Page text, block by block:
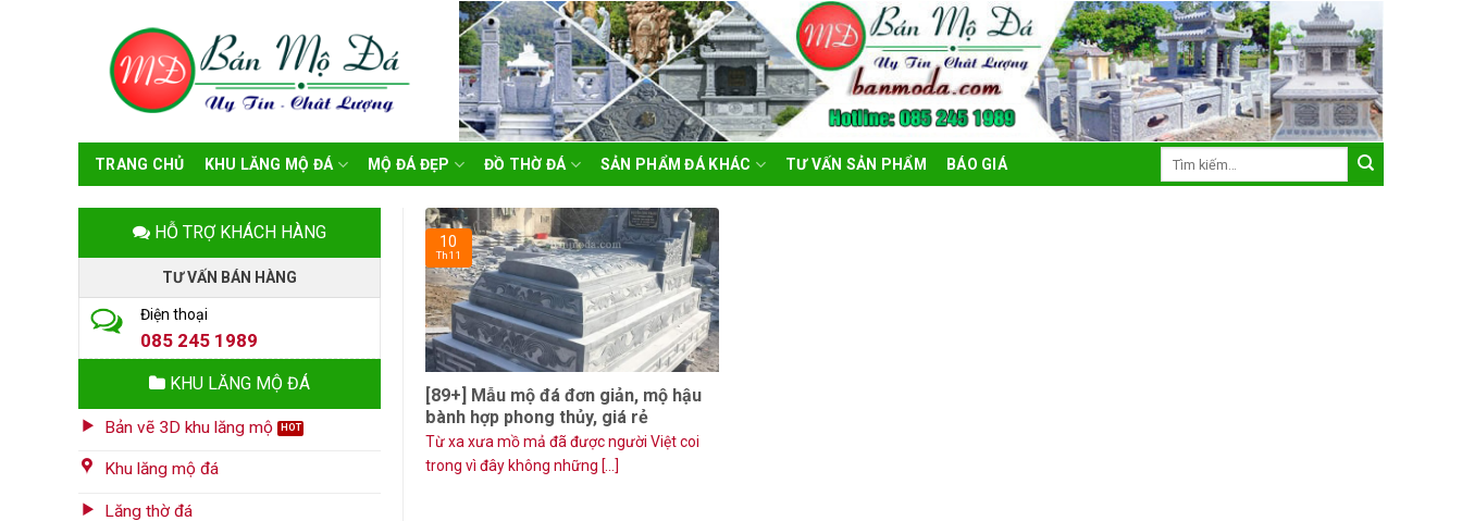
content
TRANG CHỦ KHU LĂNG MỘ ĐÁ MỘ ĐÁ ĐẸP ĐỒ THỜ ĐÁ SẢN PHẨM ĐÁ KHÁC TƯ VẤN SẢN PHẨM BÁO GIÁ
Tìm
HỖ TRỢ KHÁCH HÀNG
TƯ VẤN BÁN HÀNG
Điện thoại
085 245 1989
KHU LĂNG MỘ ĐÁ
Bản vẽ 3D khu lăng mộ
Khu lăng mộ đá
Lăng thờ đá
[89+] Mẫu mộ đá đơn giản, mộ hậu
bành hợp phong thủy, giá rẻ
Từ xa xưa mồ mả đã được người Việt coi
trong vì đây không những [...]
10
Th11